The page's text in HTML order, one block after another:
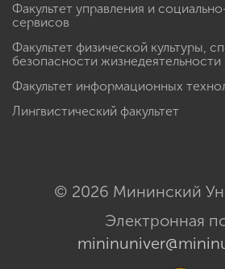
Факультет управления и
сервисов
Факультет физической культуры,
безопасности жизнедеятельности
Факультет информационных
Лингвистический факультет
© 2026 Мининский
Электронная